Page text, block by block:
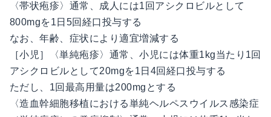
〈帯状疱疹〉通常、成人には1回アシクロビルとして
800mgを1日5回経口投与する
なお、年齢、症状により適宜増減する
［小児］〈単純疱疹〉通常、小児には体重1kg当たり1回
アシクロビルとして20mgを1日4回経口投与する
ただし、1回最高用量は200mgとする
〈造血幹細胞移植における単純ヘルペスウイルス感染症